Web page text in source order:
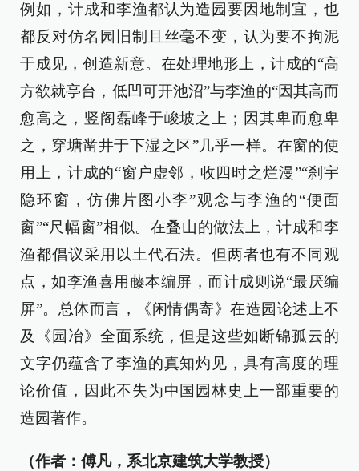
例如，计成和李渔都认为造园要因地制宜，也
都反对仿名园旧制且丝毫不变，认为要不拘泥
于成见，创造新意。在处理地形上，计成的“高
方欲就亭台，低凹可开池沼”与李渔的“因其高而
愈高之，竖阁磊峰于峻坡之上；因其卑而愈卑
之，穿塘凿井于下湿之区”几乎一样。在窗的使
用上，计成的“窗户虚邻，收四时之烂漫”“刹宇
隐环窗，仿佛片图小李”观念与李渔的“便面
窗”“尺幅窗”相似。在叠山的做法上，计成和李
渔都倡议采用以土代石法。但两者也有不同观
点，如李渔喜用藤本编屏，而计成则说“最厌编
屏”。总体而言，《闲情偶寄》在造园论述上不
及《园冶》全面系统，但是这些如断锦孤云的
文字仍蕴含了李渔的真知灼见，具有高度的理
论价值，因此不失为中国园林史上一部重要的
造园著作。
（作者：傅凡，系北京建筑大学教授）